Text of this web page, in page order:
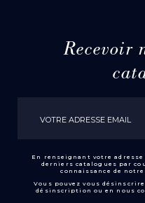
Recevoir
En renseignant votre adresse
derniers catalogues par
connaissance de notre
Vous pouvez vous
désinscription ou en nous